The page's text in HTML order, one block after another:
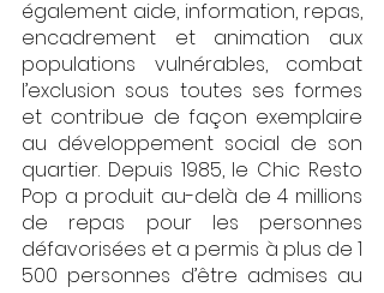
également aide, information, repas,
encadrement et animation aux
populations vulnérables, combat
l’exclusion sous toutes ses formes
et contribue de façon exemplaire
au développement social de son
quartier. Depuis 1985, le Chic Resto
Pop a produit au-delà de 4 millions
de repas pour les personnes
défavorisées et a permis à plus de 1
500 personnes d’être admises au